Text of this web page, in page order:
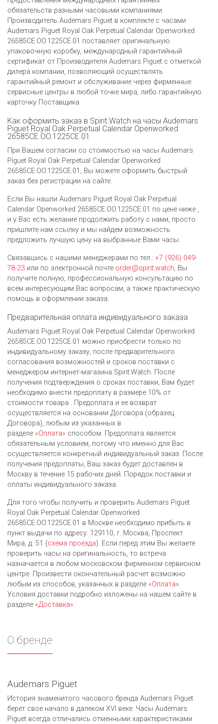
обязательств разными часовыми компаниями.
Производитель Audemars Piguet в комплекте с часами
Audemars Piguet Royal Oak Perpetual Calendar Openworked
26585CE.OO.1225CE.01 поставляет оригинальную
упаковочную коробку, международный гарантийный
сертификат от Производителя Audemars Piguet c отметкой
дилера компании, позволяющий осуществлять
гарантийный ремонт и обслуживание через фирменные
сервисные центры в любой точке мира, либо гарантийную
карточку Поставщика.
Как оформить заказ в Spirit.Watch на часы Audemars
Piguet Royal Oak Perpetual Calendar Openworked
26585CE.OO.1225CE.01
При Вашем согласии со стоимостью на часы Audemars
Piguet Royal Oak Perpetual Calendar Openworked
26585CE.OO.1225CE.01, Вы можете оформить быстрый
заказ без регистрации на сайте.
Если Вы нашли Audemars Piguet Royal Oak Perpetual
Calendar Openworked 26585CE.OO.1225CE.01 по цене ниже ,
и у Вас есть желание продолжить работу с нами, просто
пришлите нам ссылку и мы найдем возможность
предложить лучшую цену на выбранные Вами часы.
Связавшись с нашими менеджерами по тел.: +7 (926) 049-
78-23 или по электронной почте order@spirit.watch, Вы
получите полную, профессиональную консультацию по
всем интересующим Вас вопросам, а также практическую
помощь в оформлении заказа.
Предварительная оплата индивидуального заказа
Audemars Piguet Royal Oak Perpetual Calendar Openworked
26585CE.OO.1225CE.01 можно приобрести только по
индивидуальному заказу, после предварительного
согласования возможностей и сроков поставки с
менеджером интернет-магазина Spirit.Watch. После
получения подтверждения о сроках поставки, Вам будет
необходимо внести предоплату в размере 10% от
стоимости товара . Предоплата и ее возврат
осуществляется на основании Договора (образец
Договора), любым из указанных в
разделе «Оплата» способом. Предоплата является
обязательным условием, потому что именно для Вас
осуществляется конкретный индивидуальный заказ. После
получения предоплаты, Ваш заказ будет доставлен в
Москву в течение 15 рабочих дней. Порядок поставки и
оплаты индивидуального заказа.
Для того чтобы получить и проверить Audemars Piguet
Royal Oak Perpetual Calendar Openworked
26585CE.OO.1225CE.01 в Москве необходимо прибыть в
пункт выдачи по адресу: 129110, г. Москва, Проспект
Мира, д. 51 (схема проезда). Если перед этим Вы желаете
проверить часы на оригинальность, то встреча
назначается в любом московском фирменном сервисном
центре. Произвести окончательный расчет возможно
любым из cпособов, указанных в разделе «Оплата».
Условия доставки подробно изложены на нашем сайте в
разделе «Доставка».
О бренде
Audemars Piguet
История знаменитого часового бренда Audemars Piguet
берет свое начало в далеком XVI веке. Часы Audemars
Piguet всегда отличались отменными характеристиками